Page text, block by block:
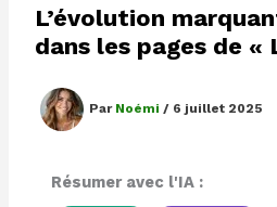
L’évolution
dans les pages de «
Par Noémi / 6 juillet 2025
Résumer avec l'IA :